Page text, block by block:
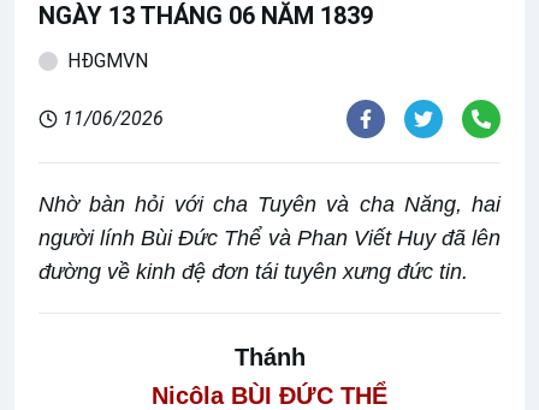
NGÀY 13 THÁNG 06 NĂM 1839
HĐGMVN
11/06/2026
Nhờ bàn hỏi với cha Tuyên và cha Năng, hai
người lính Bùi Đức Thể và Phan Viết Huy đã lên
đường về kinh đệ đơn tái tuyên xưng đức tin.
Thánh
Nicôla BÙI ĐỨC THỂ